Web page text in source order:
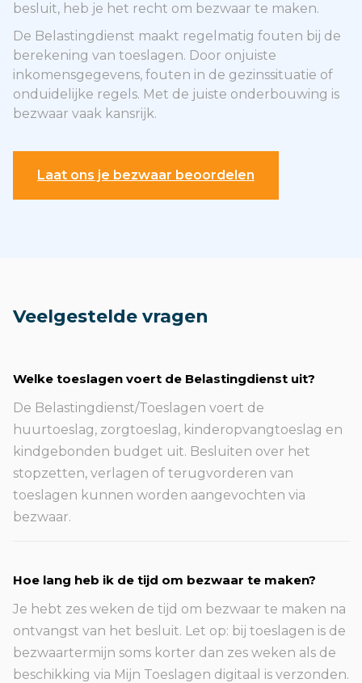
besluit, heb je het recht om bezwaar te maken.
De Belastingdienst maakt regelmatig fouten bij de
berekening van toeslagen. Door onjuiste
inkomensgegevens, fouten in de gezinssituatie of
onduidelijke regels. Met de juiste onderbouwing is
bezwaar vaak kansrijk.
Laat ons je bezwaar beoordelen
Veelgestelde vragen
Welke toeslagen voert de Belastingdienst uit?
De Belastingdienst/Toeslagen voert de
huurtoeslag, zorgtoeslag, kinderopvangtoeslag en
kindgebonden budget uit. Besluiten over het
stopzetten, verlagen of terugvorderen van
toeslagen kunnen worden aangevochten via
bezwaar.
Hoe lang heb ik de tijd om bezwaar te maken?
Je hebt zes weken de tijd om bezwaar te maken na
ontvangst van het besluit. Let op: bij toeslagen is de
bezwaartermijn soms korter dan zes weken als de
beschikking via Mijn Toeslagen digitaal is verzonden.